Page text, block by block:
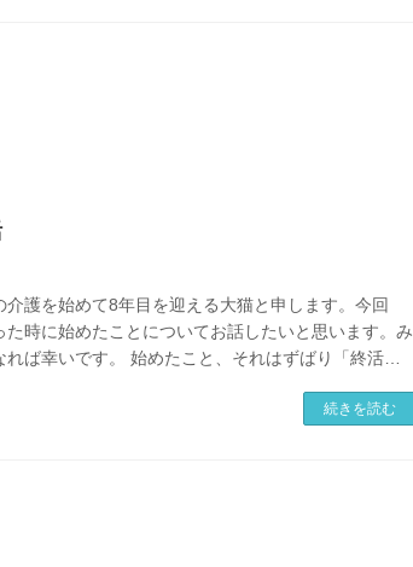
介護を始めて8年目を迎える大猫と申します。今回
た時に始めたことについてお話したいと思います。み
ば幸いです。 始めたこと、それはずばり「終活」
続きを読む